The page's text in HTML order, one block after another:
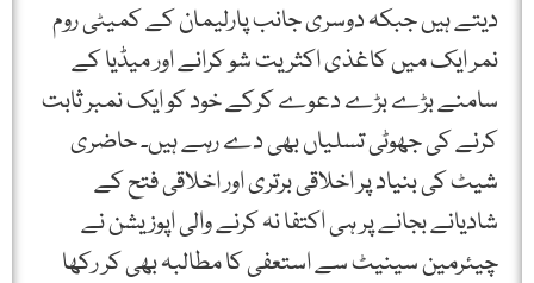
دیتے ہیں جبکہ دوسری جانب پارلیمان کے کمیٹی روم
نمر ایک میں کاغذی اکثریت شو کرانے اور میڈیا کے
سامنے بڑے بڑے دعوے کرکے خود کو ایک نمبر ثابت
کرنے کی جھوٹی تسلیاں بھی دے رہے ہیں۔ حاضری
شیٹ کی بنیاد پر اخلاقی برتری اور اخلاقی فتح کے
شادیانے بجانے پر ہی اکتفا نہ کرنے والی اپوزیشن نے
چیئرمین سینیٹ سے استعفی کا مطالبہ بھی کر رکھا